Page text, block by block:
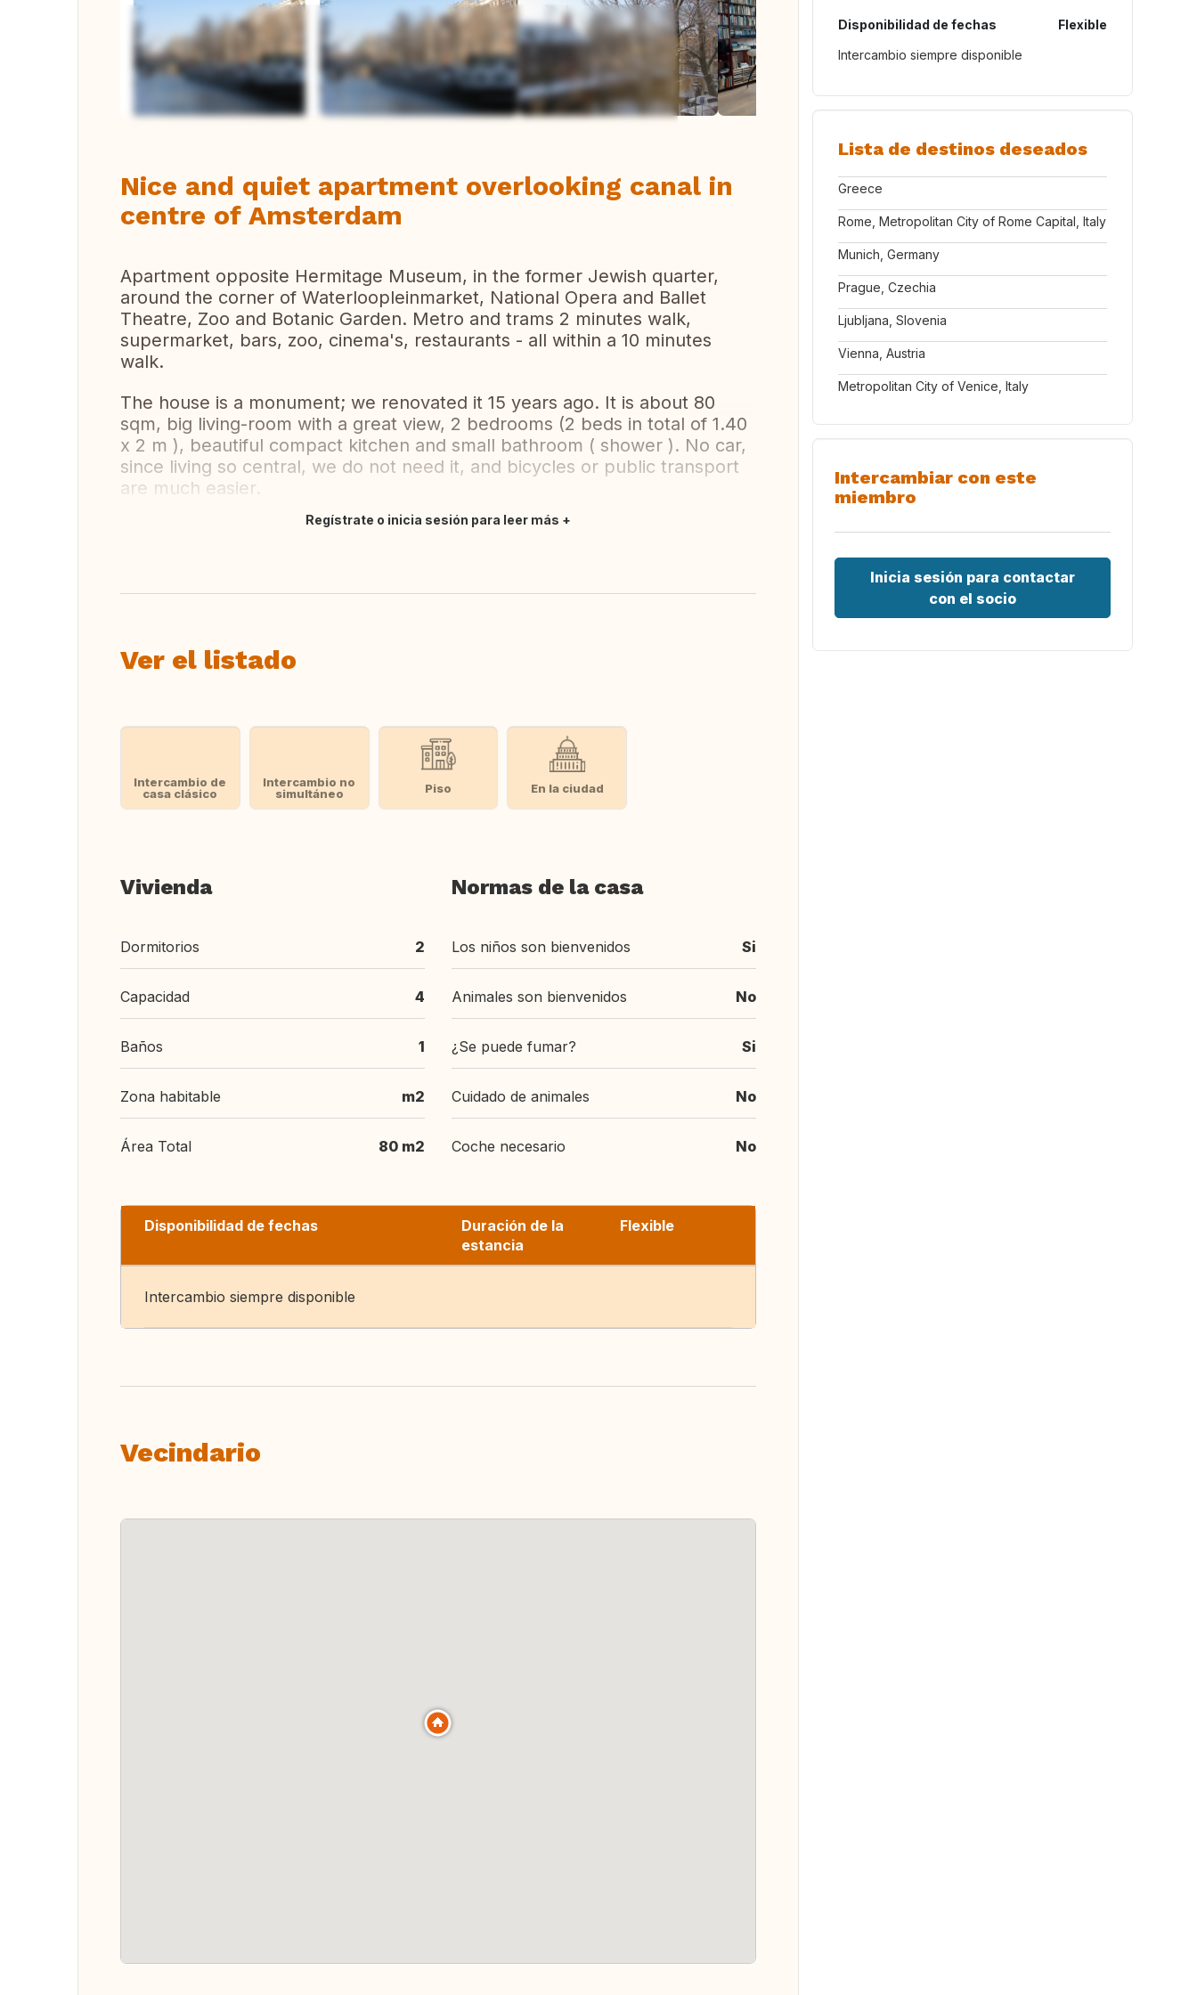
Ver todas las fotos
Nice and quiet apartment overlooking canal in
centre of Amsterdam
Apartment opposite Hermitage Museum, in the former Jewish quarter,
around the corner of Waterloopleinmarket, National Opera and Ballet
Theatre, Zoo and Botanic Garden. Metro and trams 2 minutes walk,
supermarket, bars, zoo, cinema's, restaurants - all within a 10 minutes
walk.
The house is a monument; we renovated it 15 years ago. It is about 80
sqm, big living-room with a great view, 2 bedrooms (2 beds in total of 1.40
x 2 m ), beautiful compact kitchen and small bathroom ( shower ). No car,
since living so central, we do not need it, and bicycles or public transport
are much easier.
Regístrate o inicia sesión para leer más
Ver el listado
Intercambio de
casa clásico
Intercambio no
simultáneo
Piso En la ciudad
Vivienda
Dormitorios 2
Capacidad 4
Baños 1
Zona habitable m2
Área Total 80 m2
Normas de la casa
Los niños son bienvenidos Si
Animales son bienvenidos No
¿Se puede fumar? Si
Cuidado de animales No
Coche necesario No
Disponibilidad de fechas
Duración de la
estancia
Flexible
Intercambio siempre disponible
Vecindario
Disponibilidad de fechas
Flexible
Intercambio siempre disponible
Lista de destinos deseados
Greece
Rome, Metropolitan City of Rome Capital, Italy
Munich, Germany
Prague, Czechia
Ljubljana, Slovenia
Vienna, Austria
Metropolitan City of Venice, Italy
Intercambiar con este
miembro
Inicia sesión para contactar
con el socio